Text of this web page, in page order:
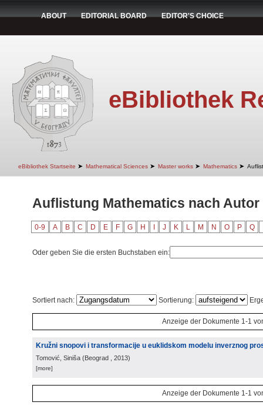
ABOUT EDITORIAL BOARD EDITOR'S CHOICE
eBibliothek
eBibliothek Startseite ➤ Mathematical Sciences ➤ Master works ➤ Mathematics ➤
Auflistung Mathematics nach
0-9 A B C D E F G H J K L M N O P Q
Oder geben Sie die ersten Buchstaben ein:
Sortiert nach: Sortierung:
Anzeige der Dokumente 1-1
Kružni snopovi i transformacije u euklidskom modelu inverznog
Tomović, Siniša (Beograd , 2013)
[more]
Anzeige der Dokumente 1-1